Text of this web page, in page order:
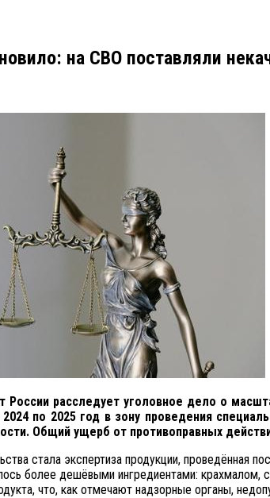
на СВО поставляли
России расследует уголовное дело о
по 2025 год в зону проведения
Общий ущерб от противоправных
стала экспертиза продукции, проведённая
более дешёвыми ингредиентами:
что, как отмечают надзорные органы,